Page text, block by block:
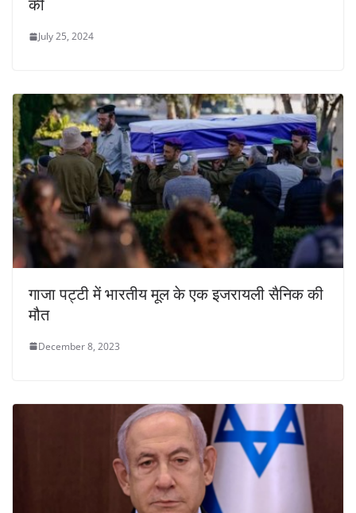
की
July 25, 2024
गाजा पट्टी में भारतीय मूल के एक इजरायली सैनिक की
मौत
December 8, 2023